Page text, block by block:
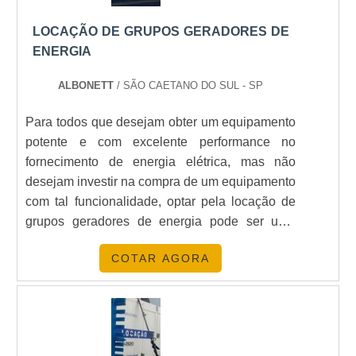
LOCAÇÃO DE GRUPOS GERADORES DE
ENERGIA
ALBONETT / SÃO CAETANO DO SUL - SP
Para todos que desejam obter um equipamento
potente e com excelente performance no
fornecimento de energia elétrica, mas não
desejam investir na compra de um equipamento
com tal funcionalidade, optar pela locação de
grupos geradores de energia pode ser uma
ótima escolha, já que muitas indústrias,
comércios e estabelecimentos 24 horas optam
por essa solução.Soluções oferecidasA
locação de grupos geradores de energia é
capaz de proporcionar ener....
COTAR AGORA